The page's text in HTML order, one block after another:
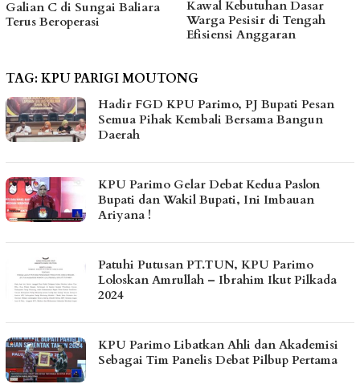
Kawal Kebutuhan Dasar
Warga Pesisir di Tengah
hingga Bantu Fasilitas
Tempat Ibadah Pakai Dana
Pribadi
TAG: KPU PARIGI MOUTONG
Hadir FGD KPU Parimo, PJ Bupati Pesan
Semua Pihak Kembali Bersama Bangun
Daerah
KPU Parimo Gelar Debat Kedua Paslon
Bupati dan Wakil Bupati, Ini Imbauan
Ariyana !
Patuhi Putusan PT.TUN, KPU Parimo
Loloskan Amrullah – Ibrahim Ikut Pilkada
2024
KPU Parimo Libatkan Ahli dan Akademisi
Sebagai Tim Panelis Debat Pilbup Pertama